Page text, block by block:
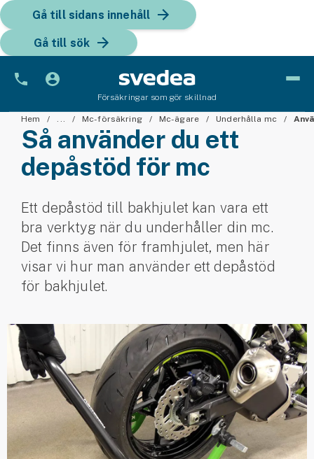
Gå till sidans innehåll
Gå till sök
Försäkringar som gör skillnad
Bil
Fordon
ATV-försäkring
Husvagnsförsäkring
Motorcykel
Mc-försäkring
Märkesförsäkringar
Hem ... Mc-försäkring Mc-ägare Underhålla mc
Så använder du ett
depåstöd för mc
Ett depåstöd till bakhjulet kan vara ett
bra verktyg när du underhåller din mc.
Det finns även för framhjulet, men här
visar vi hur man använder ett depåstöd
för bakhjulet.